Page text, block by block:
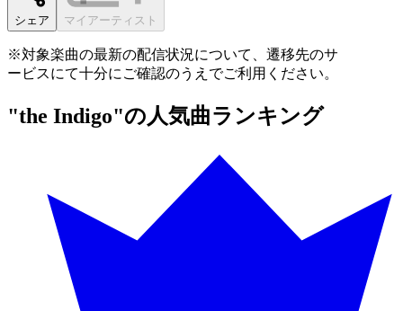
シェア マイアーティスト
※対象楽曲の最新の配信状況について、遷移先のサ
ービスにて十分にご確認のうえでご利用ください。
"the Indigo"の人気曲ランキング